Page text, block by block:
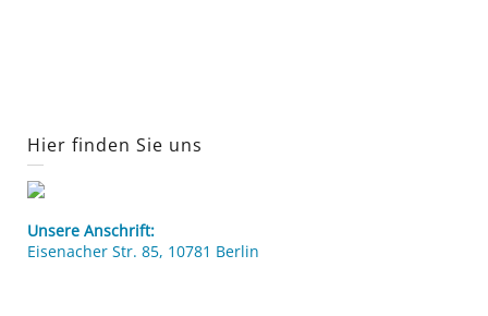
Hier finden Sie uns
Unsere Anschrift:
Eisenacher Str. 85, 10781 Berlin